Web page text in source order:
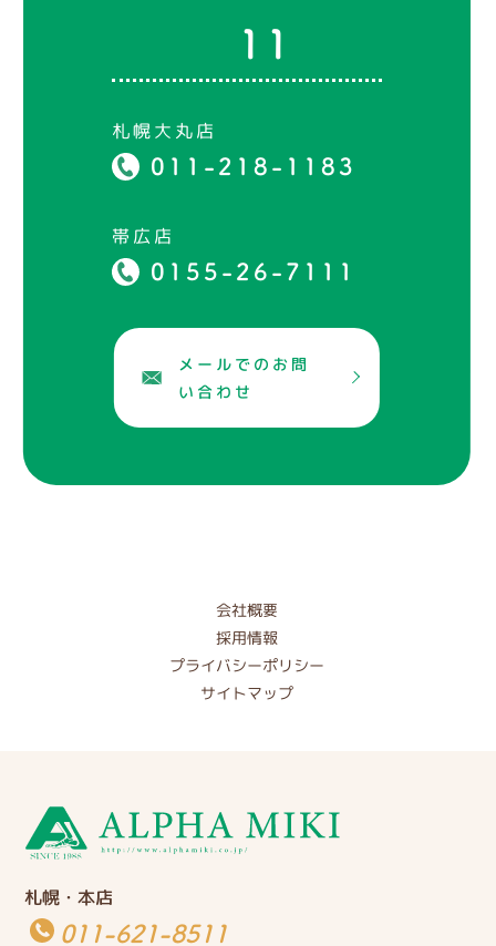
11
札幌大丸店
011-218-1183
帯広店
0155-26-7111
メールでのお問
い合わせ
会社概要
採用情報
プライバシーポリシー
サイトマップ
札幌・本店
011-621-8511